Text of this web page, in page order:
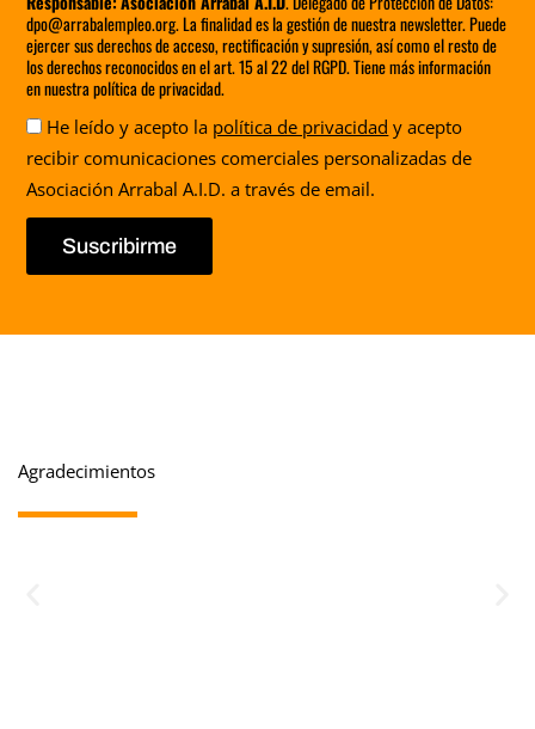
dpo@arrabalempleo.org. La finalidad es la gestión de nuestra newsletter. Puede
ejercer sus derechos de acceso, rectificación y supresión, así como el resto de
los derechos reconocidos en el art. 15 al 22 del RGPD. Tiene más información
en nuestra política de privacidad.
Aceptación
He leído y acepto la política de privacidad y acepto
recibir comunicaciones comerciales personalizadas de
Asociación Arrabal A.I.D. a través de email.
Suscribirme
Agradecimientos